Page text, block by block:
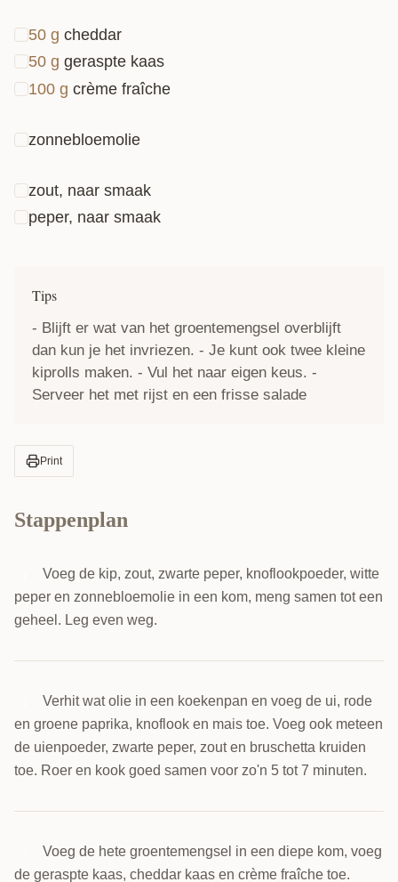
50 g cheddar
50 g geraspte kaas
100 g crème fraîche
zonnebloemolie
zout, naar smaak
peper, naar smaak
Tips
- Blijft er wat van het groentemengsel overblijft
dan kun je het invriezen. - Je kunt ook twee kleine
kiprolls maken. - Vul het naar eigen keus. -
Serveer het met rijst en een frisse salade
Print
Stappenplan
Voeg de kip, zout, zwarte peper, knoflookpoeder, witte
peper en zonnebloemolie in een kom, meng samen tot een
geheel. Leg even weg.
Verhit wat olie in een koekenpan en voeg de ui, rode
en groene paprika, knoflook en mais toe. Voeg ook meteen
de uienpoeder, zwarte peper, zout en bruschetta kruiden
toe. Roer en kook goed samen voor zo'n 5 tot 7 minuten.
Voeg de hete groentemengsel in een diepe kom, voeg
de geraspte kaas, cheddar kaas en crème fraîche toe.